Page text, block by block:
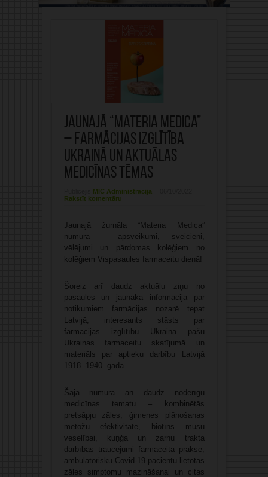
Jaunajā “Materia Medica”
– farmācijas izglītība
Ukrainā un aktuālas
medicīnas tēmas
MIC Administrācija
Rakstīt komentāru
Jaunajā žurnāla “Materia Medica”
numurā – apsveikumi, sveicieni,
vēlējumi un pārdomas kolēģiem no
kolēģiem Vispasaules farmaceitu dienā!
Šoreiz arī daudz aktuālu ziņu no
pasaules un jaunākā informācija par
notikumiem farmācijas nozarē tepat
Latvijā, interesants stāsts par
farmācijas izglītību Ukrainā pašu
Ukrainas farmaceitu skatījumā un
materiāls par aptieku darbību Latvijā
1918.-1940. gadā.
Šajā numurā arī daudz noderīgu
medicīnas tematu – kombinētās
pretsāpju zāles, ģimenes plānošanas
metožu efektivitāte, biotīns mūsu
veselībai, kuņģa un zarnu trakta
darbības traucējumi farmaceita praksē,
ambulatorisku Covid-19 pacientu lietotās
zāles simptomu mazināšanai un citas